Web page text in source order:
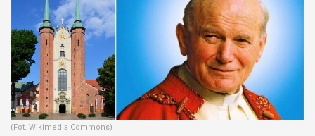
(Fot. Wikimedia Commons)